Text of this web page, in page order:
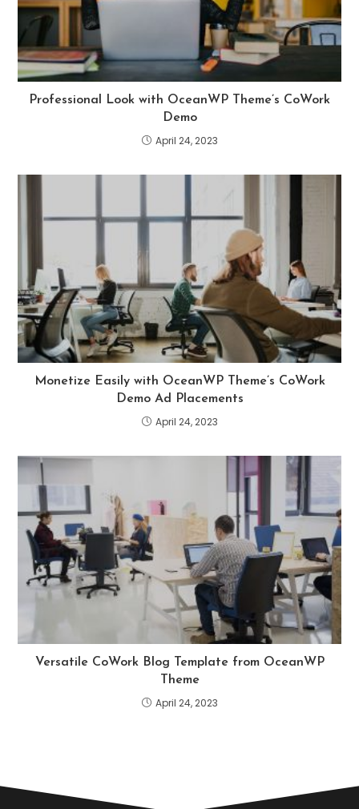
Professional Look with OceanWP Theme’s CoWork
Demo
April 24, 2023
Monetize Easily with OceanWP Theme’s CoWork
Demo Ad Placements
April 24, 2023
Versatile CoWork Blog Template from OceanWP
Theme
April 24, 2023